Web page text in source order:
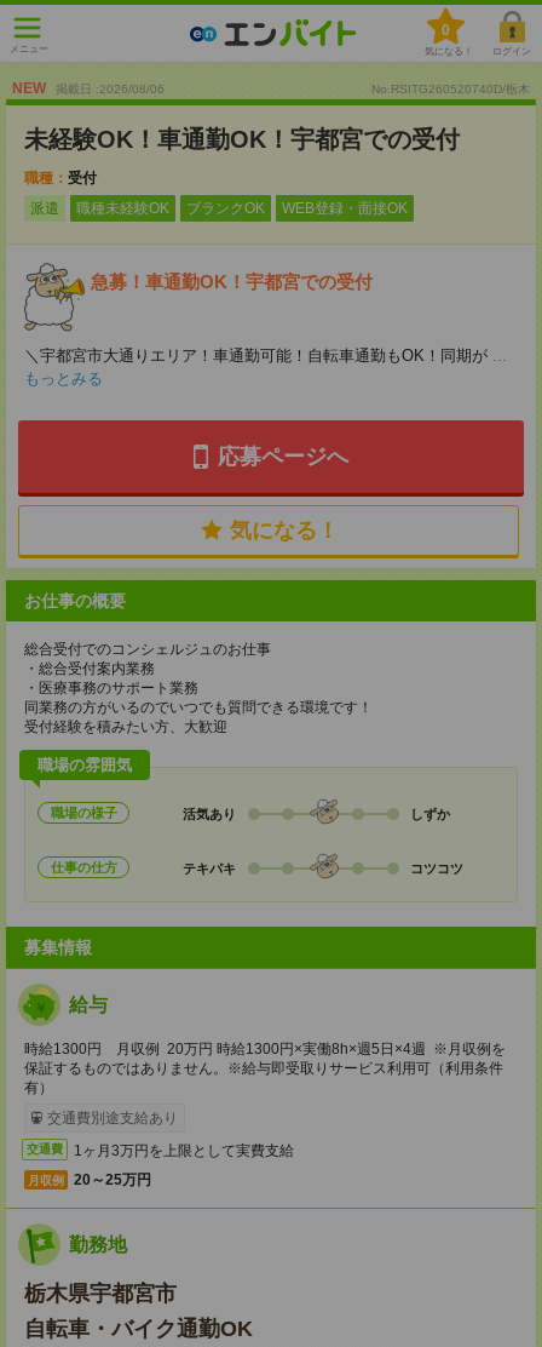
メニュー
0
気になる！ ログイン
NEW 掲載日 :2026/08/06 No.RSITG260520740D/栃木
未経験OK！車通勤OK！宇都宮での受付
職種： 受付
派遣
職種未経験OK ブランクOK WEB登録・面接OK
急募！車通勤OK！宇都宮での受付
＼宇都宮市大通りエリア！車通勤可能！自転車通勤もOK！同期が ...
もっとみる
応募ページへ
気になる！
お仕事の概要
総合受付でのコンシェルジュのお仕事
・総合受付案内業務
・医療事務のサポート業務
同業務の方がいるのでいつでも質問できる環境です！
受付経験を積みたい方、大歓迎
職場の雰囲気
職場の様子 活気あり しずか
仕事の仕方 テキパキ コツコツ
募集情報
給与
時給1300円 月収例 20万円 時給1300円×実働8h×週5日×4週 ※月収例を
保証するものではありません。※給与即受取りサービス利用可（利用条件
有）
交通費別途支給あり
交通費 1ヶ月3万円を上限として実費支給
月収例 20～25万円
勤務地
栃木県宇都宮市
自転車・バイク通勤OK